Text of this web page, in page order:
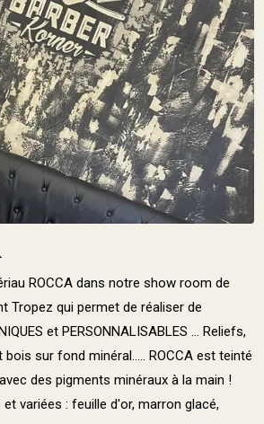
ROCCA dans notre show room de
Tropez qui permet de réaliser de
et PERSONNALISABLES ... Reliefs,
sur fond minéral..... ROCCA est teinté
des pigments minéraux à la main !
variées : feuille d'or, marron glacé,